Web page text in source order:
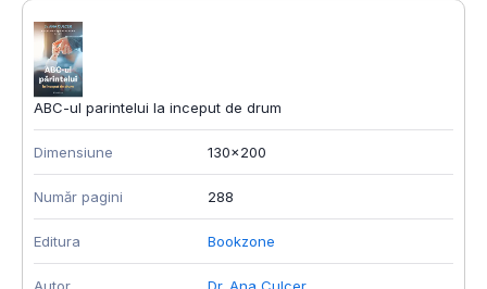
ABC-ul parintelui la inceput de drum
Dimensiune 130x200
Număr pagini 288
Editura Bookzone